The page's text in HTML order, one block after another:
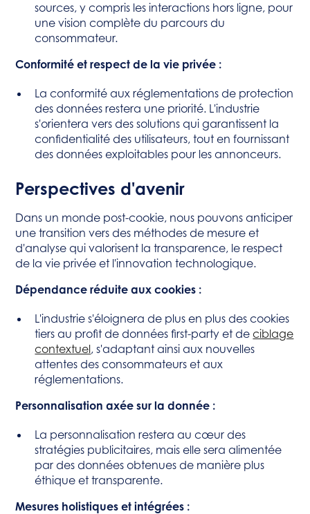
sources, y compris les interactions hors ligne, pour
une vision complète du parcours du
consommateur.
Conformité et respect de la vie privée :
La conformité aux réglementations de protection
des données restera une priorité. L'industrie
s'orientera vers des solutions qui garantissent la
confidentialité des utilisateurs, tout en fournissant
des données exploitables pour les annonceurs.
Perspectives d'avenir
Dans un monde post-cookie, nous pouvons anticiper
une transition vers des méthodes de mesure et
d'analyse qui valorisent la transparence, le respect
de la vie privée et l'innovation technologique.
Dépendance réduite aux cookies :
L'industrie s'éloignera de plus en plus des cookies
tiers au profit de données first-party et deciblage
contextuel, s'adaptant ainsi aux nouvelles
attentes des consommateurs et aux
réglementations.
Personnalisation axée sur la donnée :
La personnalisation restera au cœur des
stratégies publicitaires, mais elle sera alimentée
par des données obtenues de manière plus
éthique et transparente.
Mesures holistiques et intégrées :